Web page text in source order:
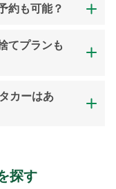
約も可能？
てプランも
カーはあ
探す